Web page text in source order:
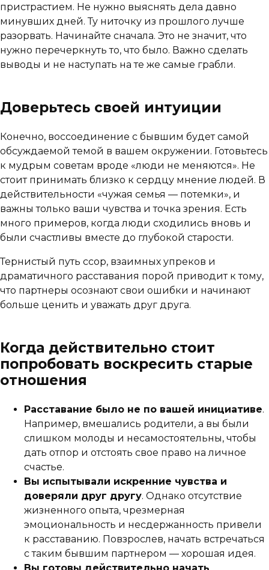
пристрастием. Не нужно выяснять дела давно
минувших дней. Ту ниточку из прошлого лучше
разорвать. Начинайте сначала. Это не значит, что
нужно перечеркнуть то, что было. Важно сделать
выводы и не наступать на те же самые грабли.
Доверьтесь своей интуиции
Конечно, воссоединение с бывшим будет самой
обсуждаемой темой в вашем окружении. Готовьтесь
к мудрым советам вроде «люди не меняются». Не
стоит принимать близко к сердцу мнение людей. В
действительности «чужая семья — потемки», и
важны только ваши чувства и точка зрения. Есть
много примеров, когда люди сходились вновь и
были счастливы вместе до глубокой старости.
Тернистый путь ссор, взаимных упреков и
драматичного расставания порой приводит к тому,
что партнеры осознают свои ошибки и начинают
больше ценить и уважать друг друга.
Когда действительно стоит
попробовать воскресить старые
отношения
Расставание было не по вашей инициативе.
Например, вмешались родители, а вы были
слишком молоды и несамостоятельны, чтобы
дать отпор и отстоять свое право на личное
счастье.
Вы испытывали искренние чувства и
доверяли друг другу. Однако отсутствие
жизненного опыта, чрезмерная
эмоциональность и несдержанность привели
к расставанию. Повзрослев, начать встречаться
с таким бывшим партнером — хорошая идея.